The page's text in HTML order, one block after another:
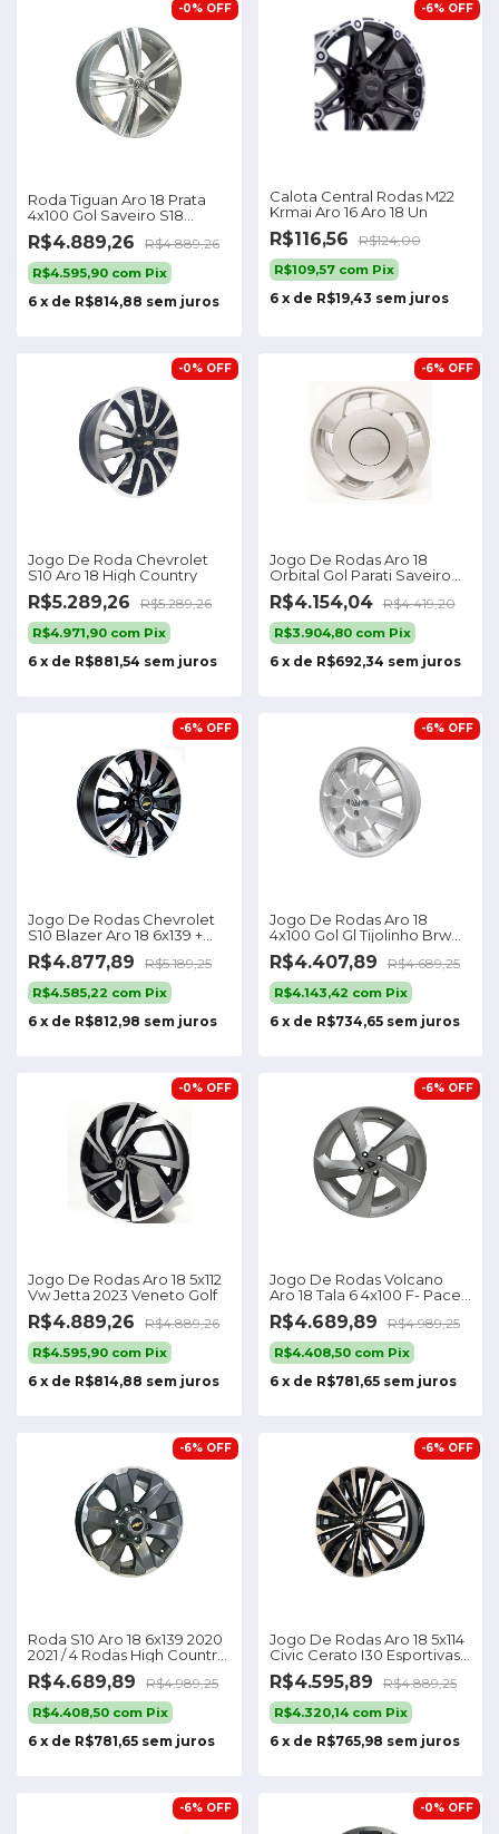
Roda Tiguan Aro 18 Prata
4x100 Gol Saveiro S18
(jogo) +bicos
-0% OFF
R$4.889,26 R$4.889,26
R$4.595,90 com Pix
6 x de R$814,88 sem juros
Calota Central Rodas M22
Krmai Aro 16 Aro 18 Un
-6% OFF
R$116,56 R$124,00
R$109,57 com Pix
6 x de R$19,43 sem juros
Jogo De Roda Chevrolet
S10 Aro 18 High Country
-0% OFF
R$5.289,26 R$5.289,26
R$4.971,90 com Pix
6 x de R$881,54 sem juros
Jogo De Rodas Aro 18
Orbital Gol Parati Saveiro
Voyage
-6% OFF
R$4.154,04 R$4.419,20
R$3.904,80 com Pix
6 x de R$692,34 sem juros
Jogo De Rodas Chevrolet
S10 Blazer Aro 18 6x139 +
Bicos Cor Preto
Diamantado
-6% OFF
R$4.877,89 R$5.189,25
R$4.585,22 com Pix
6 x de R$812,98 sem juros
Jogo De Rodas Aro 18
4x100 Gol Gl Tijolinho Brw
1790
-6% OFF
R$4.407,89 R$4.689,25
R$4.143,42 com Pix
6 x de R$734,65 sem juros
Jogo De Rodas Aro 18 5x112
Vw Jetta 2023 Veneto Golf
-0% OFF
R$4.889,26 R$4.889,26
R$4.595,90 com Pix
6 x de R$814,88 sem juros
Jogo De Rodas Volcano
Aro 18 Tala 6 4x100 F- Pace
Jaguar Cor Prata Brilhante
-6% OFF
R$4.689,89 R$4.989,25
R$4.408,50 com Pix
6 x de R$781,65 sem juros
Roda S10 Aro 18 6x139 2020
2021 / 4 Rodas High Country
Ltz Cor Grafite Diamante
-6% OFF
R$4.689,89 R$4.989,25
R$4.408,50 com Pix
6 x de R$781,65 sem juros
Jogo De Rodas Aro 18 5x114
Civic Cerato I30 Esportivas
S49
-6% OFF
R$4.595,89 R$4.889,25
R$4.320,14 com Pix
6 x de R$765,98 sem juros
-6% OFF -0% OFF